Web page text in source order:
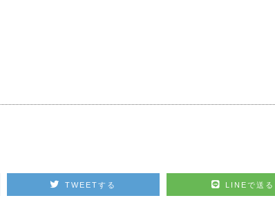
TWEETする LINEで送る